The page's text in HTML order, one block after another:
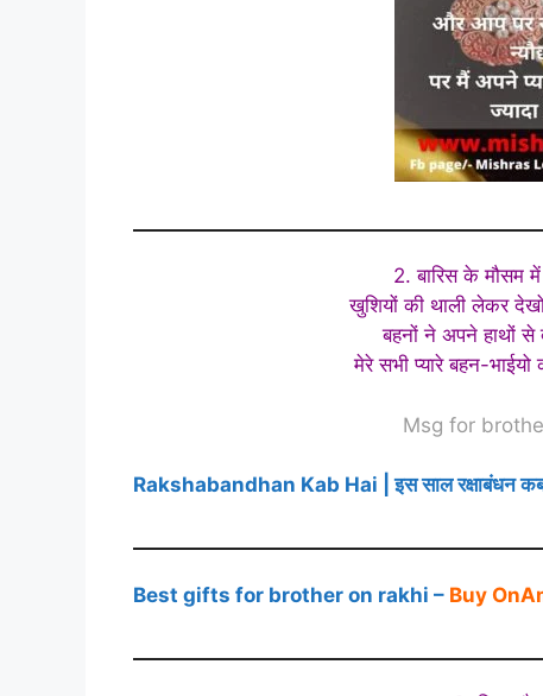
2. बारिस के मौसम
खुशियों की थाली लेकर
बहनों ने अपने हाथों
मेरे सभी प्यारे बहन-भाईयो
Msg for
Rakshabandhan Kab Hai | इस साल रक्षाबंधन
Best gifts for brother on rakhi – Buy